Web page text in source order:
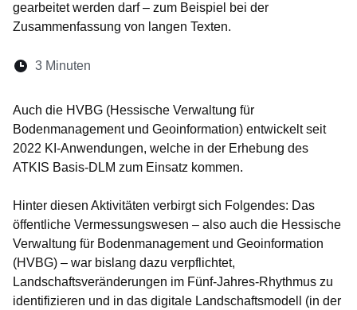
gearbeitet werden darf – zum Beispiel bei der
Zusammenfassung von langen Texten.
Lesedauer:
3 Minuten
Auch die HVBG (Hessische Verwaltung für
Bodenmanagement und Geoinformation) entwickelt seit
2022 KI-Anwendungen, welche in der Erhebung des
ATKIS Basis-DLM zum Einsatz kommen.
Hinter diesen Aktivitäten verbirgt sich Folgendes: Das
öffentliche Vermessungswesen – also auch die Hessische
Verwaltung für Bodenmanagement und Geoinformation
(HVBG) – war bislang dazu verpflichtet,
Landschaftsveränderungen im Fünf-Jahres-Rhythmus zu
identifizieren und in das digitale Landschaftsmodell (in der